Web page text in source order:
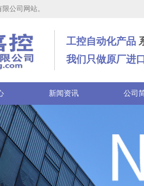
公司网站。
工控自动化产品
我们只做原厂进
新闻资讯 公司